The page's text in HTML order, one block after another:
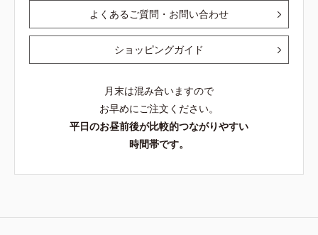
よくあるご質問・お問い合わせ
ショッピングガイド
月末は混み合いますので
お早めにご注文ください。
平日のお昼前後が比較的つながりやすい
時間帯です。